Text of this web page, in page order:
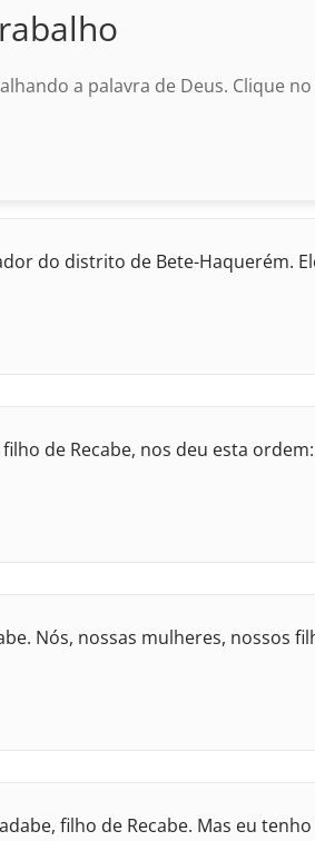
a palavra de Deus. Clique
do distrito de Bete-Haquerém.
de Recabe, nos deu esta
Nós, nossas mulheres, nossos
filho de Recabe. Mas eu